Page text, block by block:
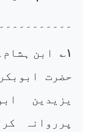
۱؎ ابن
حضرت
یزیدین
پرروانہ